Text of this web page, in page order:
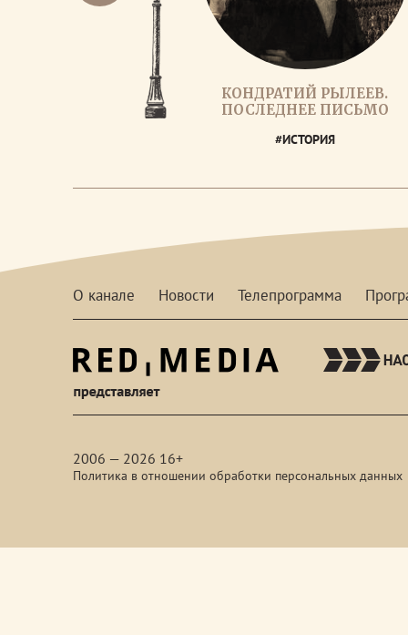
КОНДРАТИЙ РЫЛЕЕВ.
ПОСЛЕДНЕЕ ПИСЬМО
#ИСТОРИЯ
О канале Новости Телепрограмма
2006 — 2026 16+
Политика в отношении обработки персональных данных